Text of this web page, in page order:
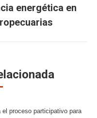
energética en
el proceso participativo para